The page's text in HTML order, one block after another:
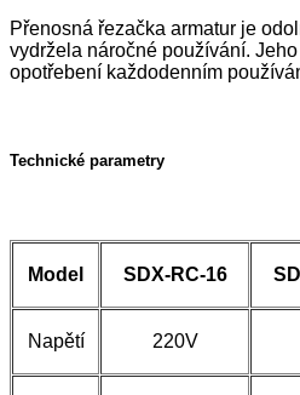
Přenosná řezačka armatur je
vydržela náročné používání.
opotřebení každodenním
Technické parametry
Model SDX-RC-16
Napětí 220V